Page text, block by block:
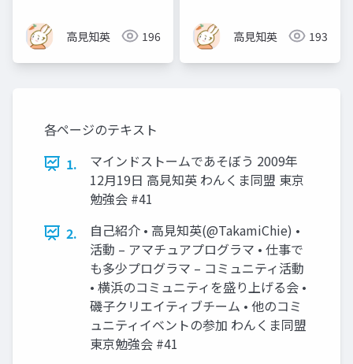
高見知英 196 高見知英 193
各ページのテキスト
1.
マインドストームであそぼう 2009年
12月19日 高見知英 わんくま同盟 東京
勉強会 #41
2.
自己紹介 • 高見知英(@TakamiChie) •
活動 – アマチュアプログラマ • 仕事で
も多少プログラマ – コミュニティ活動
• 横浜のコミュニティを盛り上げる会 •
磯子クリエイティブチーム • 他のコミ
ュニティイベントの参加 わんくま同盟
東京勉強会 #41